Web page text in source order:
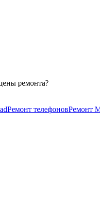
ремонта?
Ремонт телефоновРемонт